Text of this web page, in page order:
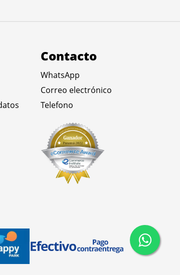
Contacto
WhatsApp
Correo electrónico
Telefono